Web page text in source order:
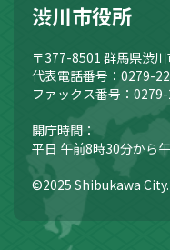
渋川市役所
〒377-8501 群馬県渋
代表電話番号：0279-
ファックス番号：
開庁時間：
平日 午前8時30分から
©2025 Shibukawa City.